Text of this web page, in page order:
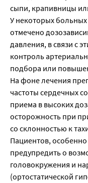
сыпи, крапивницы
У некоторых
отмечено
давления, в связи с
контроль
подбора или
На фоне лечения
частоты сердечных
приема в высоких
осторожность при
со склонностью к
Пациентов,
предупредить о
головокружения и
(ортостатической